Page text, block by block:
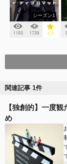
シーズン1
1193 1739 4.0
関連記事 1件
【独創的】一度
め